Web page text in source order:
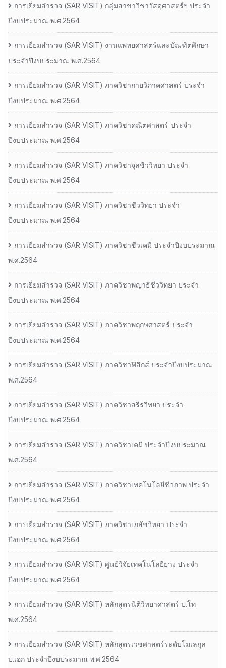
การเยี่ยมสํารวจ (SAR VISIT) กลุ่มสาขาวิชาวัสดุศาสตร์ฯ ประจํา
ปีงบประมาณ พ.ศ.2564
การเยี่ยมสํารวจ (SAR VISIT) งานแพทยศาสตร์และบัณฑิตศึกษา
ประจําปีงบประมาณ พ.ศ.2564
การเยี่ยมสํารวจ (SAR VISIT) ภาควิชากายวิภาคศาสตร์ ประจํา
ปีงบประมาณ พ.ศ.2564
การเยี่ยมสํารวจ (SAR VISIT) ภาควิชาคณิตศาสตร์ ประจํา
ปีงบประมาณ พ.ศ.2564
การเยี่ยมสํารวจ (SAR VISIT) ภาควิชาจุลชีววิทยา ประจํา
ปีงบประมาณ พ.ศ.2564
การเยี่ยมสํารวจ (SAR VISIT) ภาควิชาชีววิทยา ประจํา
ปีงบประมาณ พ.ศ.2564
การเยี่ยมสํารวจ (SAR VISIT) ภาควิชาชีวเคมี ประจําปีงบประมาณ
พ.ศ.2564
การเยี่ยมสํารวจ (SAR VISIT) ภาควิชาพญาธิชีววิทยา ประจํา
ปีงบประมาณ พ.ศ.2564
การเยี่ยมสํารวจ (SAR VISIT) ภาควิชาพฤกษศาสตร์ ประจํา
ปีงบประมาณ พ.ศ.2564
การเยี่ยมสํารวจ (SAR VISIT) ภาควิชาฟิสิกส์ ประจําปีงบประมาณ
พ.ศ.2564
การเยี่ยมสํารวจ (SAR VISIT) ภาควิชาสรีรวิทยา ประจํา
ปีงบประมาณ พ.ศ.2564
การเยี่ยมสํารวจ (SAR VISIT) ภาควิชาเคมี ประจําปีงบประมาณ
พ.ศ.2564
การเยี่ยมสํารวจ (SAR VISIT) ภาควิชาเทคโนโลยีชีวภาพ ประจํา
ปีงบประมาณ พ.ศ.2564
การเยี่ยมสํารวจ (SAR VISIT) ภาควิชาเภสัชวิทยา ประจํา
ปีงบประมาณ พ.ศ.2564
การเยี่ยมสํารวจ (SAR VISIT) ศูนย์วิจัยเทคโนโลยียาง ประจํา
ปีงบประมาณ พ.ศ.2564
การเยี่ยมสํารวจ (SAR VISIT) หลักสูตรนิติวิทยาศาสตร์ ป.โท
พ.ศ.2564
การเยี่ยมสํารวจ (SAR VISIT) หลักสูตรเวชศาสตร์ระดับโมเลกุล
ป.เอก ประจําปีงบประมาณ พ.ศ.2564